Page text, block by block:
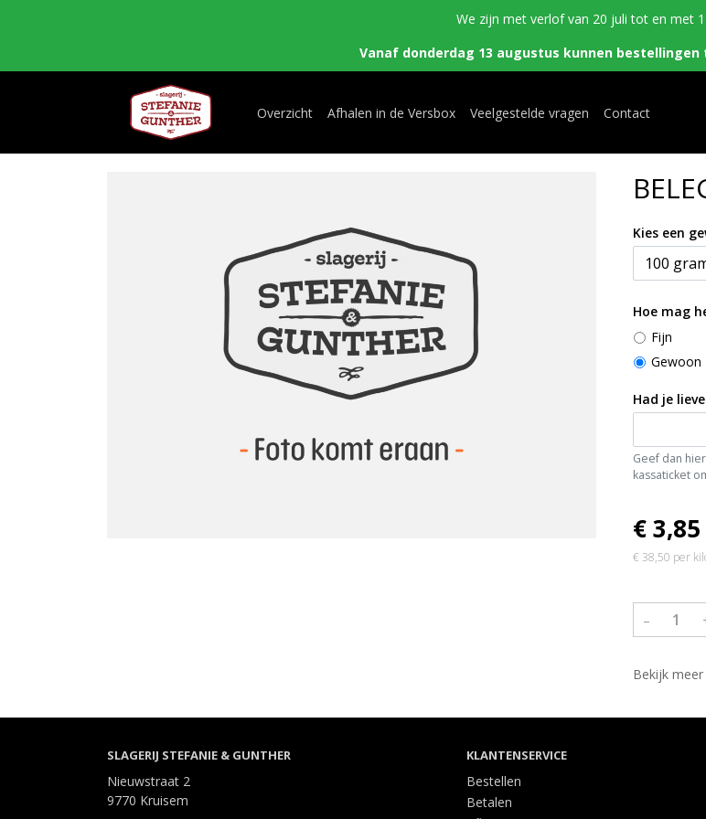
We zijn met verlof van 20 juli tot en met
Vanaf donderdag 13 augustus kunnen
Overzicht Afhalen in de Versbox Veelgestelde vragen Contact
Kies
Hoe mag
Fijn
Gewoon
Had je
Geef dan
kassaticket
€ 3,85
€ 38,50 per
–
Bekijk
SLAGERIJ STEFANIE & GUNTHER
Nieuwstraat 2
9770 Kruisem
KLANTENSERVICE
Bestellen
Betalen